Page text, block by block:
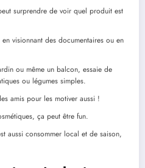
surprendre de voir quel produit est
visionnant des documentaires ou en
ou même un balcon, essaie de
ou légumes simples.
amis pour les motiver aussi !
ça peut être fun.
aussi consommer local et de saison,